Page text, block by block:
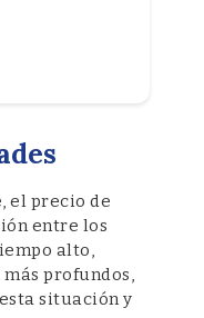
el precio de
entre los
alto,
profundos,
situación y